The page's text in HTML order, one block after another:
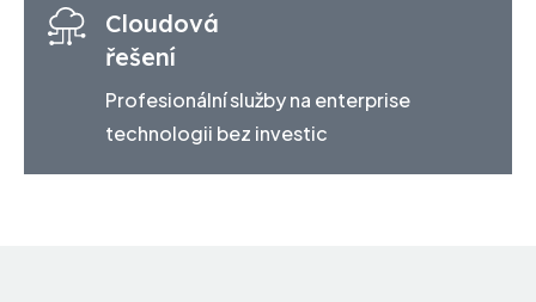
Cloudová
řešení
Profesionální služby na enterprise
technologii bez investic